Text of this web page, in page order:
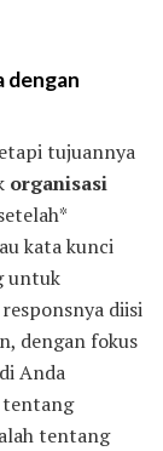
dengan
tujuannya
organisasi
kata kunci
untuk
diisi
dengan fokus
Anda
tentang
tentang